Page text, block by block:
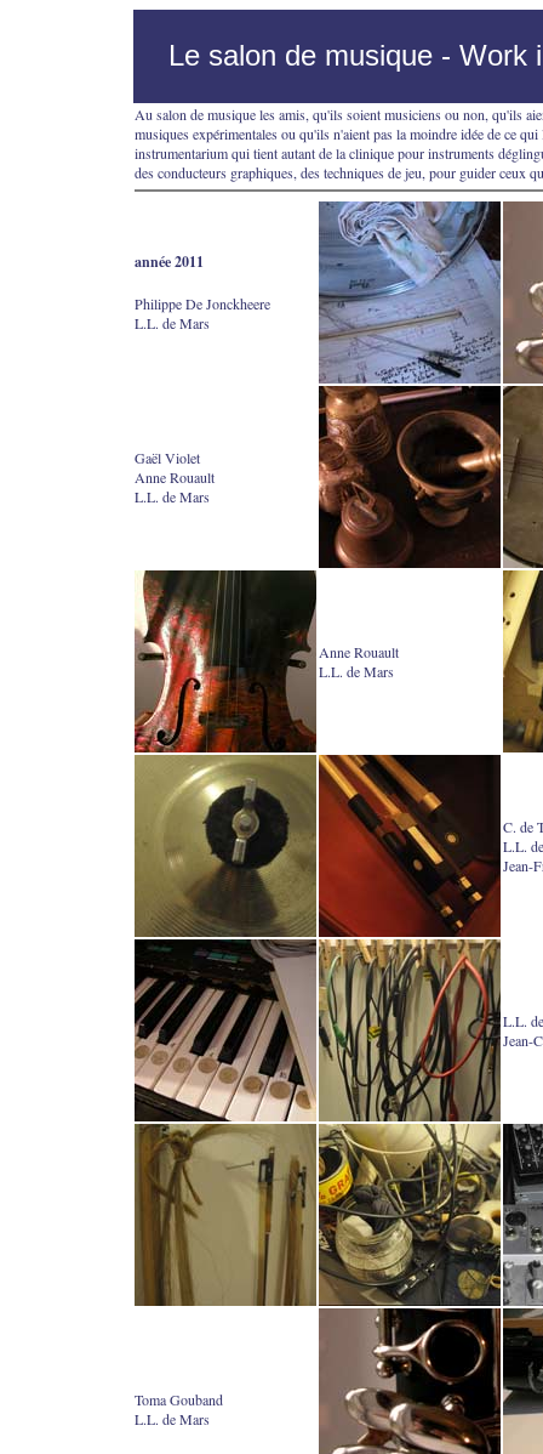
Le salon de musique - Work
Au salon de musique les amis, qu'ils soient musiciens ou non, qu'ils
musiques expérimentales ou qu'ils n'aient pas la moindre idée de ce
instrumentarium qui tient autant de la clinique pour instruments
des conducteurs graphiques, des techniques de jeu, pour guider ceux
année 2011
Philippe De Jonckheere
L.L. de Mars
Gaël Violet
Anne Rouault
L.L. de Mars
Anne Rouault
L.L. de Mars
C. de
L.L.
Jean-
L.L.
Jean-
Toma Gouband
L.L. de Mars